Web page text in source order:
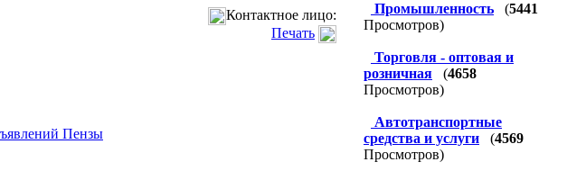
Контактное лицо:
Печать
Пензы
Промышленность (5441
Просмотров)
Торговля - оптовая и
розничная
(4658
Просмотров)
Автотранспортные
средства и услуги
(4569
Просмотров)